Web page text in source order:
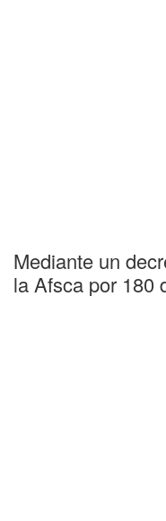
Mediante un
la Afsca por 180